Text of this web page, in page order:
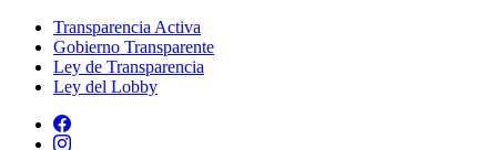
Transparencia Activa
Gobierno Transparente
Ley de Transparencia
Ley del Lobby